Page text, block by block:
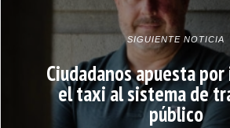
SIGUIENTE NOTICIA
Ciudadanos apuesta
el taxi al sistema de
público